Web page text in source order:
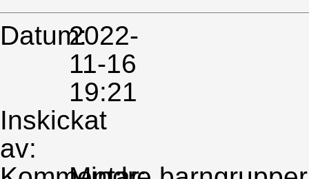
Datum:2022-
11-16
19:21
Inskickat
av: